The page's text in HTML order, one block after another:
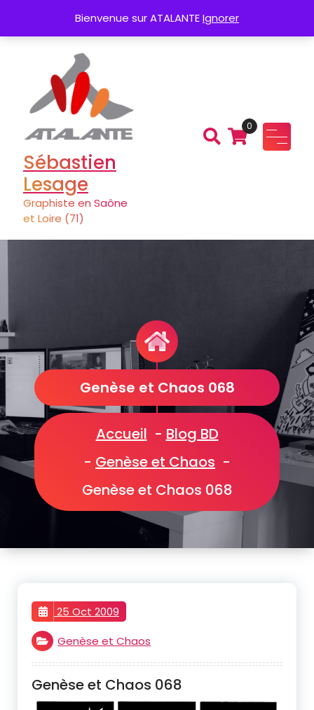
Bienvenue sur ATALANTEIgnorer
contenu
Création de Logo Charte graphique
Sébastien
Lesage
Graphiste en Saône
et Loire (71)
0
Genèse et Chaos 068
Accueil - Blog BD
- Genèse et Chaos -
Genèse et Chaos 068
25 Oct 2009
Genèse et Chaos
Genèse et Chaos 068